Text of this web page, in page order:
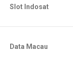
Slot Indosat
Data Macau